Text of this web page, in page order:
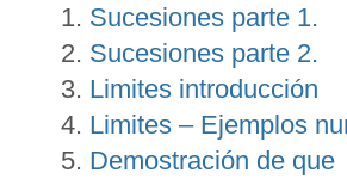
Sucesiones parte 1.
Sucesiones parte 2.
Limites introducción
Limites – Ejemplos
Demostración de que